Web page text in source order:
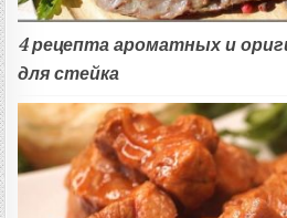
4 рецепта ароматных и
для стейка